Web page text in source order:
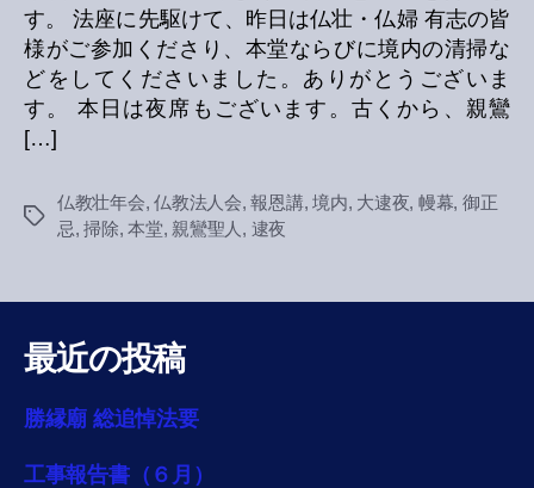
す。 法座に先駆けて、昨日は仏壮・仏婦 有志の皆
様がご参加くださり、本堂ならびに境内の清掃な
どをしてくださいました。ありがとうございま
す。 本日は夜席もございます。古くから、親鸞
[…]
Tags
仏教壮年会,仏教法人会,報恩講,境内, 大逮夜, 幔幕, 御正
忌,掃除,本堂, 親鸞聖人 , 逮夜
最近の投稿
勝縁廟 総追悼法要
工事報告書（６月）